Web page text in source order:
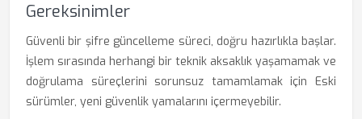
Gereksinimler
Güvenli bir şifre güncelleme süreci, doğru hazırlıkla başlar.
İşlem sırasında herhangi bir teknik aksaklık yaşamamak ve
doğrulama süreçlerini sorunsuz tamamlamak için Eski
sürümler, yeni güvenlik yamalarını içermeyebilir.